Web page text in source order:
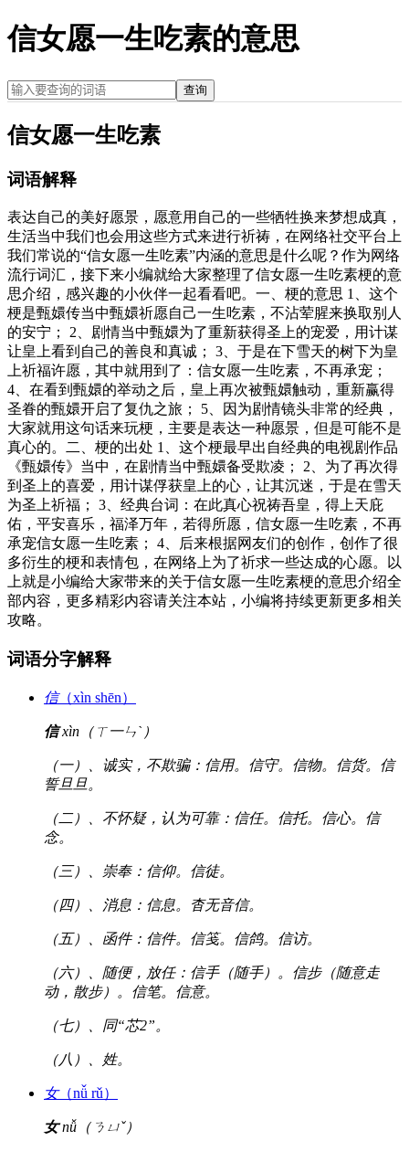
信女愿一生吃素的意思
查询
信女愿一生吃素
词语解释
表达自己的美好愿景，愿意用自己的一些牺牲换来梦想成真，
生活当中我们也会用这些方式来进行祈祷，在网络社交平台上
我们常说的“信女愿一生吃素”内涵的意思是什么呢？作为网络
流行词汇，接下来小编就给大家整理了信女愿一生吃素梗的意
思介绍，感兴趣的小伙伴一起看看吧。一、梗的意思 1、这个
梗是甄嬛传当中甄嬛祈愿自己一生吃素，不沾荤腥来换取别人
的安宁； 2、剧情当中甄嬛为了重新获得圣上的宠爱，用计谋
让皇上看到自己的善良和真诚； 3、于是在下雪天的树下为皇
上祈福许愿，其中就用到了：信女愿一生吃素，不再承宠；
4、在看到甄嬛的举动之后，皇上再次被甄嬛触动，重新赢得
圣眷的甄嬛开启了复仇之旅； 5、因为剧情镜头非常的经典，
大家就用这句话来玩梗，主要是表达一种愿景，但是可能不是
真心的。二、梗的出处 1、这个梗最早出自经典的电视剧作品
《甄嬛传》当中，在剧情当中甄嬛备受欺凌； 2、为了再次得
到圣上的喜爱，用计谋俘获皇上的心，让其沉迷，于是在雪天
为圣上祈福； 3、经典台词：在此真心祝祷吾皇，得上天庇
佑，平安喜乐，福泽万年，若得所愿，信女愿一生吃素，不再
承宠信女愿一生吃素； 4、后来根据网友们的创作，创作了很
多衍生的梗和表情包，在网络上为了祈求一些达成的心愿。以
上就是小编给大家带来的关于信女愿一生吃素梗的意思介绍全
部内容，更多精彩内容请关注本站，小编将持续更新更多相关
攻略。
词语分字解释
信（xìn shēn）
信xìn（ㄒ一ㄣˋ）
（一）、诚实，不欺骗：信用。信守。信物。信货。信
誓旦旦。
（二）、不怀疑，认为可靠：信任。信托。信心。信
念。
（三）、崇奉：信仰。信徒。
（四）、消息：信息。杳无音信。
（五）、函件：信件。信笺。信鸽。信访。
（六）、随便，放任：信手（随手）。信步（随意走
动，散步）。信笔。信意。
（七）、同“芯2”。
（八）、姓。
女（nǚ rǔ）
女nǚ（ㄋㄩˇ）